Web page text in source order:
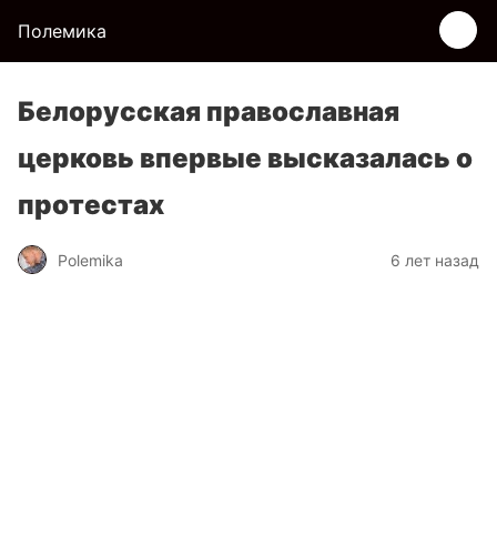
Полемика
Белорусская православная
церковь впервые высказалась о
протестах
Polemika 6 лет назад